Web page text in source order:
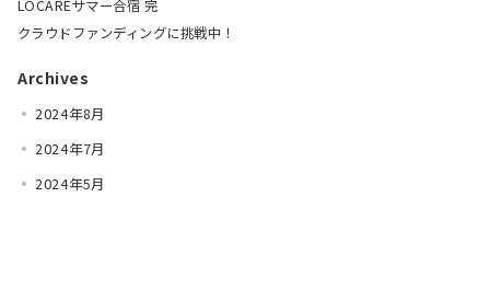
LOCAREサマー合宿 完
クラウドファンディングに挑戦中！
Archives
2024年8月
2024年7月
2024年5月